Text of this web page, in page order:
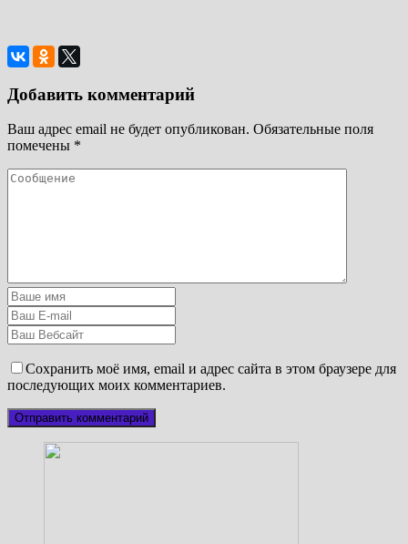
Добавить комментарий
Ваш адрес email не будет опубликован. Обязательные поля
помечены *
Сохранить моё имя, email и адрес сайта в этом браузере для
последующих моих комментариев.